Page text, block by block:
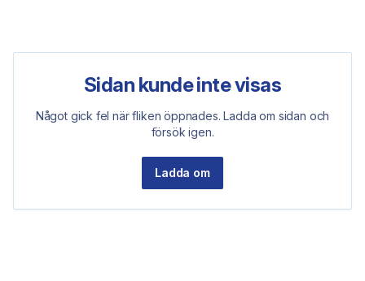
Sidan kunde inte visas
Något gick fel när fliken öppnades. Ladda om sidan och
försök igen.
Ladda om